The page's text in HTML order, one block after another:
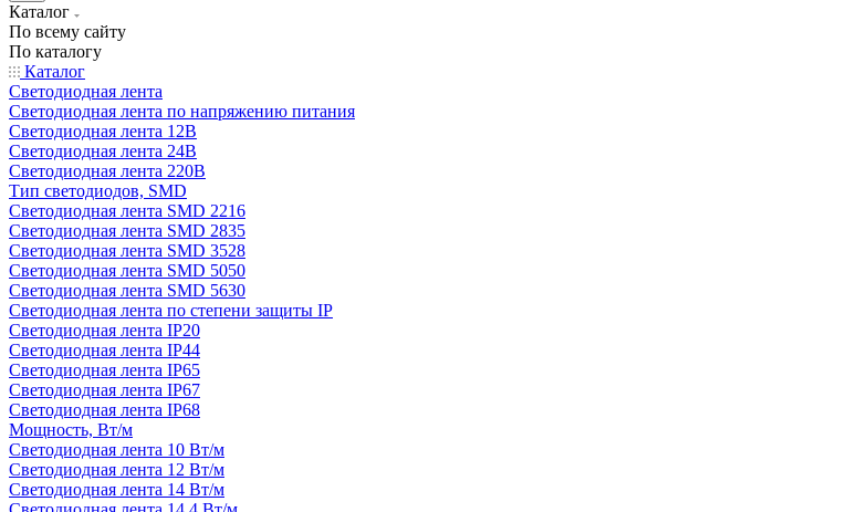
Каталог
По всему сайту
По каталогу
Каталог
Светодиодная лента
Светодиодная лента по напряжению питания
Светодиодная лента 12В
Светодиодная лента 24В
Светодиодная лента 220В
Тип светодиодов, SMD
Cветодиодная лента SMD 2216
Светодиодная лента SMD 2835
Светодиодная лента SMD 3528
Светодиодная лента SMD 5050
Светодиодная лента SMD 5630
Светодиодная лента по степени защиты IP
Светодиодная лента IP20
Светодиодная лента IP44
Светодиодная лента IP65
Светодиодная лента IP67
Светодиодная лента IP68
Мощность, Вт/м
Светодиодная лента 10 Вт/м
Светодиодная лента 12 Вт/м
Светодиодная лента 14 Вт/м